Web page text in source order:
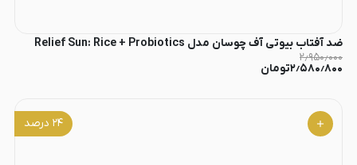
ضد آفتاب بیوتی آف چوسان مدل Relief Sun: Rice + Probiotics
۲٫۹۵۰٫۰۰۰
۲٫۵۸۰٫۸۰۰تومان
۲۴ درصد